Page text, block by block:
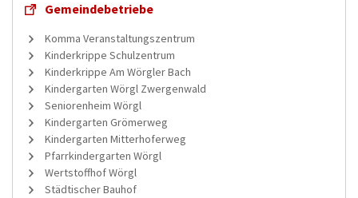
Gemeindebetriebe
Komma Veranstaltungszentrum
Kinderkrippe Schulzentrum
Kinderkrippe Am Wörgler Bach
Kindergarten Wörgl Zwergenwald
Seniorenheim Wörgl
Kindergarten Grömerweg
Kindergarten Mitterhoferweg
Pfarrkindergarten Wörgl
Wertstoffhof Wörgl
Städtischer Bauhof